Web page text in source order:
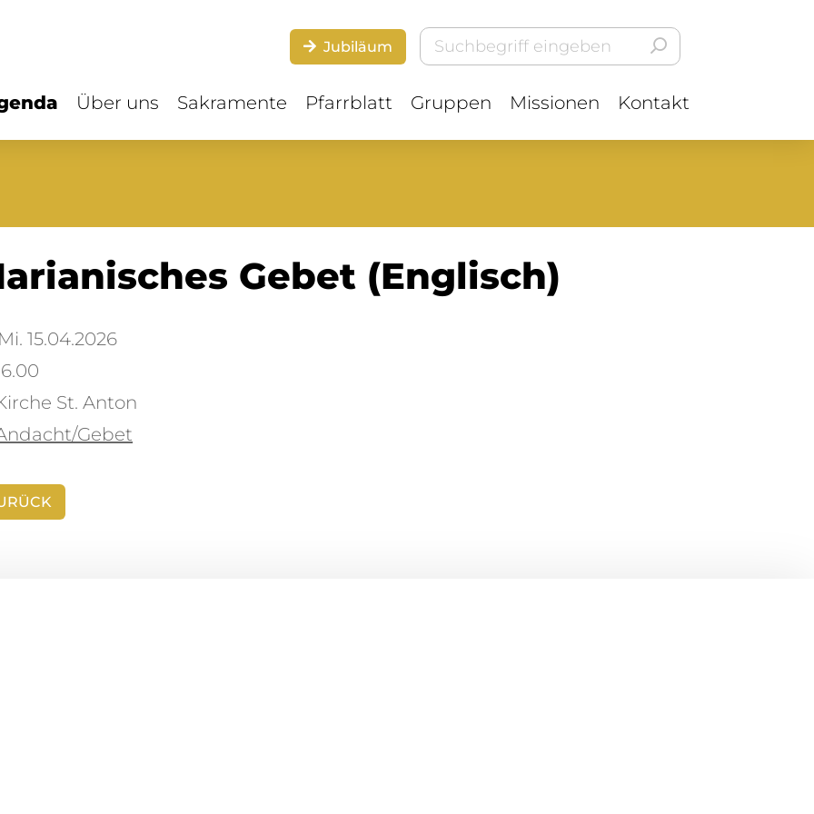
Jubiläum
Über uns Sakramente Pfarrblatt Gruppen Missionen Kontakt
Gebet (Englisch)
15.04.2026
St. Anton
Gebet